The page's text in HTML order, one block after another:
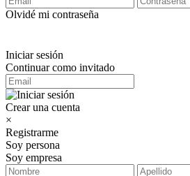
Olvidé mi contraseña
Iniciar sesión
Continuar como invitado
Crear una cuenta
×
Registrarme
Soy persona
Soy empresa